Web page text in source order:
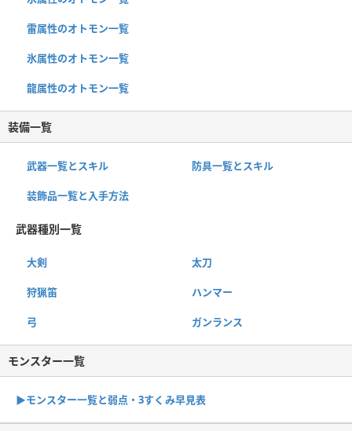
雷属性のオトモン一覧
氷属性のオトモン一覧
龍属性のオトモン一覧
装備一覧
武器一覧とスキル 防具一覧とスキル
装飾品一覧と入手方法
武器種別一覧
大剣 太刀
狩猟笛 ハンマー
弓 ガンランス
モンスター一覧
▶︎モンスター一覧と弱点・3すくみ早見表